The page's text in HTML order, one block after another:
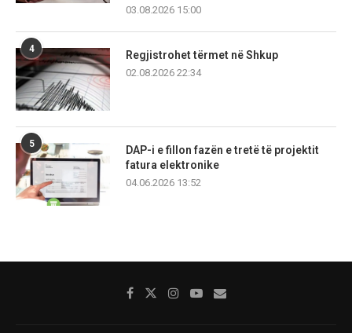
03.08.2026 15:00
4
Regjistrohet tërmet në Shkup
02.08.2026 22:34
5
DAP-i e fillon fazën e tretë të projektit
fatura elektronike
04.06.2026 13:52